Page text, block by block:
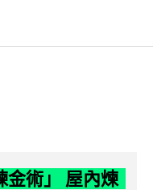
金術」 屋內煉